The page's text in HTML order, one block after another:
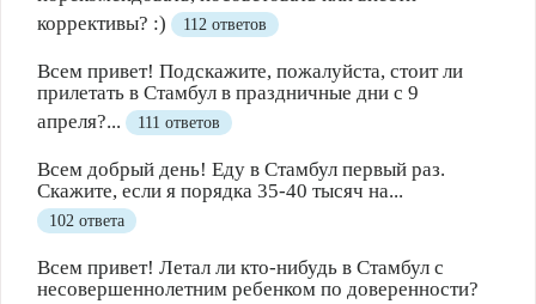
коррективы? :)
112 ответов
Всем привет! Подскажите, пожалуйста, стоит ли
прилетать в Стамбул в праздничные дни с 9
апреля?...
111 ответов
Всем добрый день! Еду в Стамбул первый раз.
Скажите, если я порядка 35-40 тысяч на...
102 ответа
Всем привет! Летал ли кто-нибудь в Стамбул с
несовершеннолетним ребенком по доверенности?